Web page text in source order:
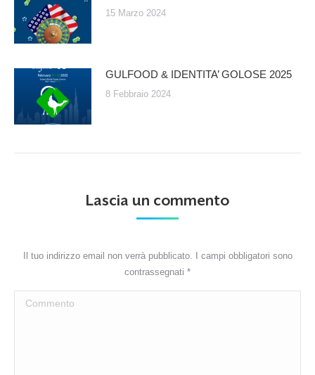
15 Marzo 2024
GULFOOD & IDENTITA’ GOLOSE 2025
8 Febbraio 2024
Lascia un commento
Il tuo indirizzo email non verrà pubblicato. I campi obbligatori sono
contrassegnati *
Commento